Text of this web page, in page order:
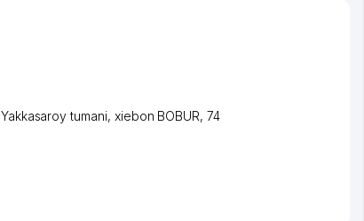
Yakkasaroy tumani, xiеbon BOBUR, 74